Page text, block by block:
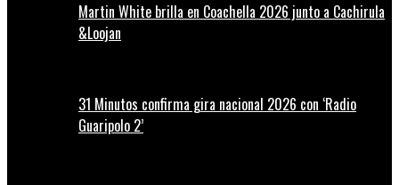
Martin White brilla en Coachella 2026 junto a Cachirula
&Loojan
31 Minutos confirma gira nacional 2026 con ‘Radio
Guaripolo 2’